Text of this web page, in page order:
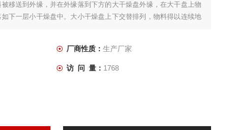
移送到外缘，并在外缘落到下方的大干燥盘外缘，在大干盘上物
下一层小干燥盘中。大小干燥盘上下交替排列，物料得以连续地
厂商性质： 生产厂家
访 问 量： 1768